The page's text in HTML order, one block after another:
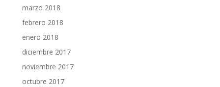
marzo 2018
febrero 2018
enero 2018
diciembre 2017
noviembre 2017
octubre 2017